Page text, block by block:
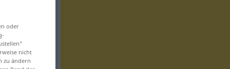
oder
nicht
zu ändern